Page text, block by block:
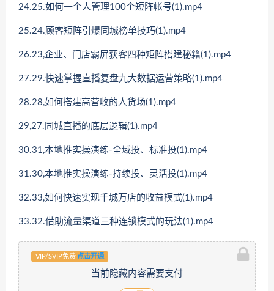
24.25.如何一个人管理100个短阵帐号(1).mp4
25.24.顾客短阵引爆同城榜单技巧(1).mp4
26.23,企业、门店霸屏获客四种矩阵搭建秘籍(1).mp4
27.29.快速掌握直播复盘九大数据运营策略(1).mp4
28.28,如何搭建高营收的人货场(1).mp4
29,27.同城直播的底层逻辑(1).mp4
30.31,本地推实操演练-全域投、标准投(1).mp4
31.30,本地推实操演练-持续投、灵活投(1).mp4
32.33,如何快速实现千城万店的收益模式(1).mp4
33.32.借助流量渠道三种连锁模式的玩法(1).mp4
VIP/SVIP免费 点击开通
当前隐藏内容需要支付